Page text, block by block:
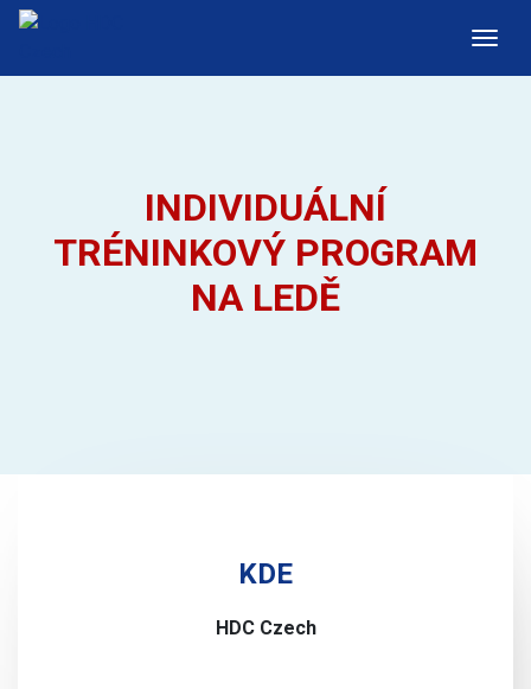
INDIVIDUÁLNÍ
TRÉNINKOVÝ PROGRAM
NA LEDĚ
KDE
HDC Czech